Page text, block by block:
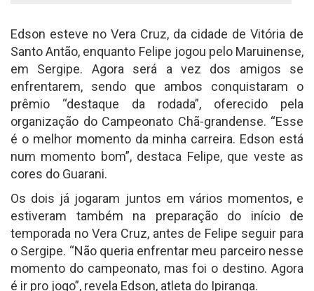
Edson esteve no Vera Cruz, da cidade de Vitória de
Santo Antão, enquanto Felipe jogou pelo Maruinense,
em Sergipe. Agora será a vez dos amigos se
enfrentarem, sendo que ambos conquistaram o
prêmio “destaque da rodada”, oferecido pela
organização do Campeonato Chã-grandense. “Esse
é o melhor momento da minha carreira. Edson está
num momento bom”, destaca Felipe, que veste as
cores do Guarani.
Os dois já jogaram juntos em vários momentos, e
estiveram também na preparação do início de
temporada no Vera Cruz, antes de Felipe seguir para
o Sergipe. “Não queria enfrentar meu parceiro nesse
momento do campeonato, mas foi o destino. Agora
é ir pro jogo”, revela Edson, atleta do Ipiranga.